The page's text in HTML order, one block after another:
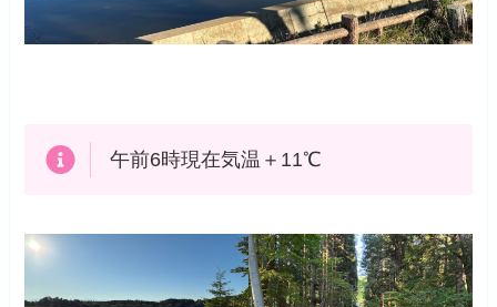
午前6時現在気温＋11℃